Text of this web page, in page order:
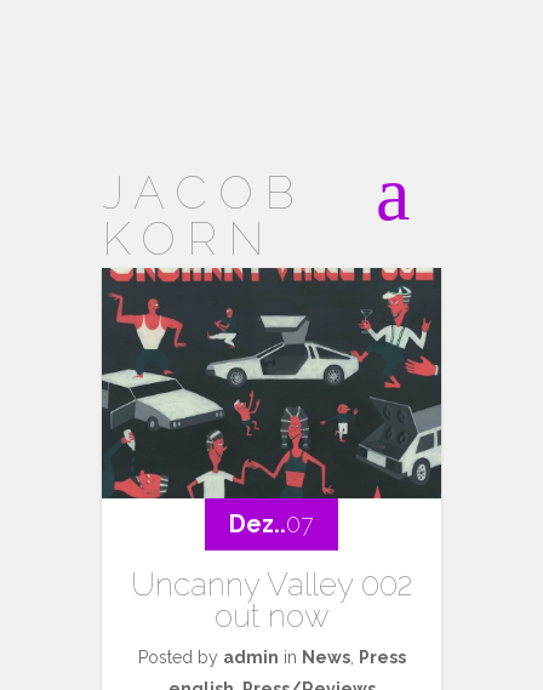
JACOB
KORN
Dez..07
Uncanny Valley 002
out now
Posted by admin in News,
Press